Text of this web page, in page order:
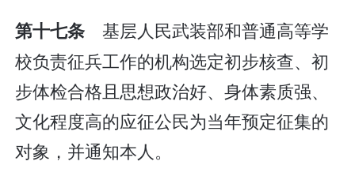
第十七条 基层人民武装部和普通高等学
校负责征兵工作的机构选定初步核查、初
步体检合格且思想政治好、身体素质强、
文化程度高的应征公民为当年预定征集的
对象，并通知本人。